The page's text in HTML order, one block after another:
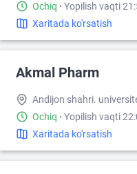
Ochiq · Yopilish vaqti
Xaritada ko'rsatish
Akmal Pharm
Andijon shahri.
Ochiq · Yopilish vaqti
Xaritada ko'rsatish